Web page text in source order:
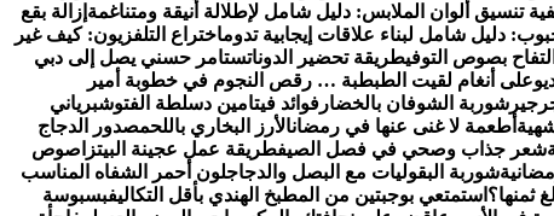
تنسيق ألوان الملابس: دليل شامل لإطلالة أنيقة ومتناغمة إزالة بقع
دليل شامل لبناء علاقات إيجابية تدوماختراع التلفزيون: كيف غير
بصوص التوفيطريقة تحضير الدوناتستامر حسني يصل إلى دبي
على أنغام لقيت الطبطبة … رقص النجوم في خطوبة أمير
شوربة الشوفان بالخضار فوائد فيتامين دسلطة الفتوشبرياني
أطعمة لا غنى عنها في رمضانالأرز البخاري باللحمصدور الدجاج
شعر جذاب وصحي في فصل الصيفطريقة عمل عجينة البيتزا صوص
شوربة البقوليات مع البصل والدجاجلون أحمر الشفاه المناسب
ثمنها؟ استمتعي بوجبتين من المطبخ الهندي بأقل التكاليفبسبوسة